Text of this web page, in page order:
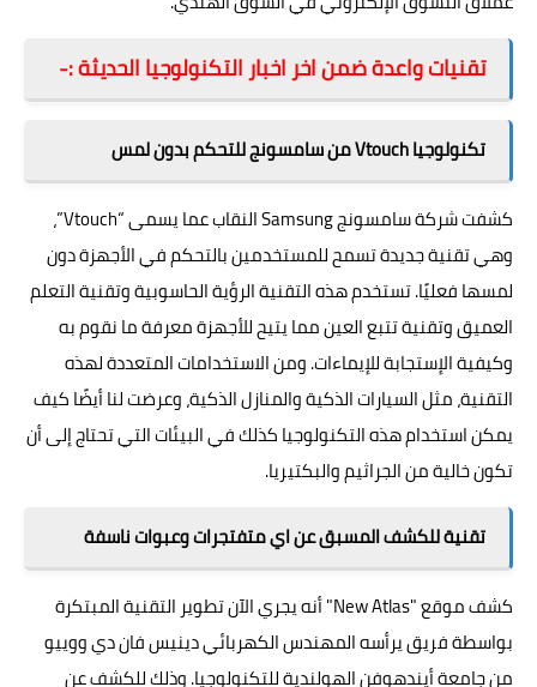
تقنيات واعدة ضمن اخر اخبار التكنولوجيا الحديثة :-
تكنولوجيا Vtouch من سامسونج للتحكم بدون لمس
كشفت شركةسامسونج Samsung
النقاب عما يسمى “Vtouch”،
وهي تقنية جديدة تسمح للمستخدمين بالتحكم في الأجهزة دون
لمسها فعليًا. تستخدم هذه التقنية الرؤية الحاسوبية وتقنية التعلم
العميق وتقنية تتبع العين مما يتيح للأجهزة معرفة ما نقوم به
وكيفية الإستجابة للإيماءات. ومن الاستخدامات المتعددة لهذه
التقنية، مثل السيارات الذكية والمنازل الذكية، وعرضت لنا أيضًا كيف
يمكن استخدام هذه التكنولوجيا كذلك في البيئات التي تحتاج إلى أن
تكون خالية من الجراثيم والبكتيريا.
تقنية للكشف المسبق عن اي متفتجرات وعبوات ناسفة
كشف موقع "New Atlas" أنه يجري الآن تطوير التقنية المبتكرة
بواسطة فريق يرأسه المهندس الكهربائي دينيس فان دي ووييو
من جامعة أيندهوفن الهولندية للتكنولوجيا. وذلك للكشف عن